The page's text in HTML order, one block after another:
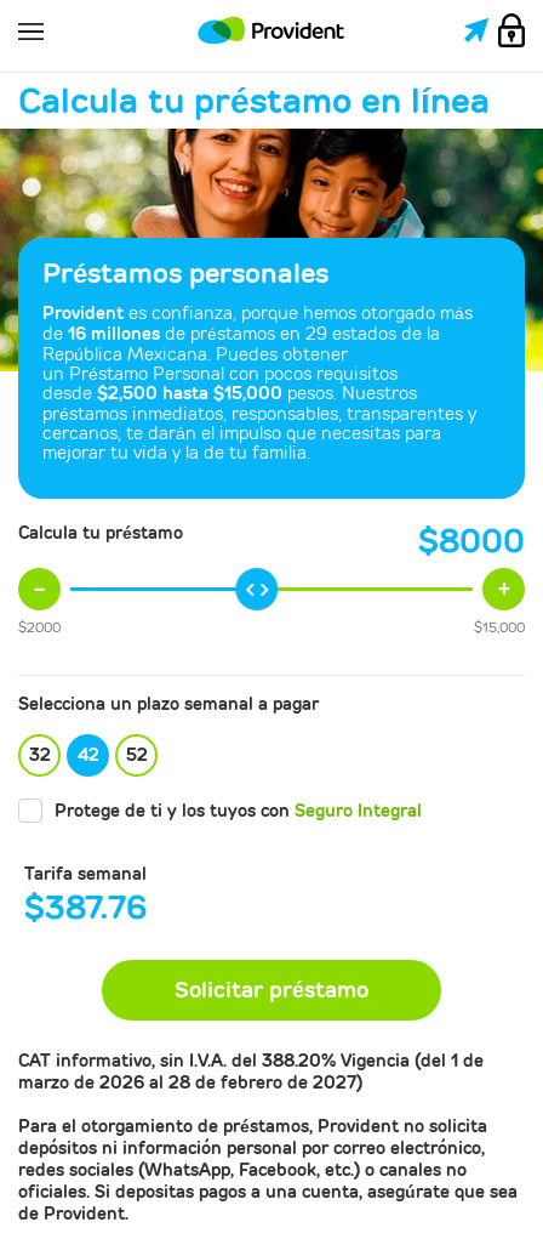
Calcula tu préstamo en línea
Préstamos personales
Provident es confianza, porque hemos otorgado más
de 16 millones de préstamos en 29 estados de la
República Mexicana. Puedes obtener
un Préstamo Personal con pocos requisitos
desde $2,500 hasta $15,000 pesos. Nuestros
préstamos inmediatos, responsables, transparentes y
cercanos, te darán el impulso que necesitas para
mejorar tu vida y la de tu familia.
Calcula tu préstamo $8000
- +
$2000 $15,000
Selecciona un plazo semanal a pagar
32 42 52
Protege de ti y los tuyos con Seguro Integral
Tarifa semanal
$387.76
Solicitar préstamo
CAT informativo, sin I.V.A. del 388.20% Vigencia (del 1 de
marzo de 2026 al 28 de febrero de 2027)
Para el otorgamiento de préstamos, Provident no solicita
depósitos ni información personal por correo electrónico,
redes sociales (WhatsApp, Facebook, etc.) o canales no
oficiales. Si depositas pagos a una cuenta, asegúrate que sea
de Provident.